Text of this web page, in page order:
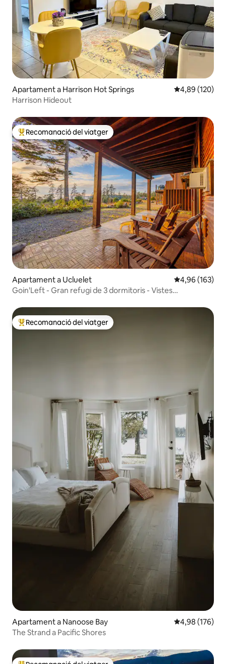
Apartament a Harrison Hot Springs 4,89 de
4,89 (120)
Harrison Hideout
Principals recomanacions dels viatgers
Recomanació del viatger
Apartament a Ucluelet 4,96 de
4,96 (163)
Goin'Left - Gran refugi de 3 dormitoris - Vistes
Principals recomanacions dels viatgers
Recomanació del viatger
Apartament a Nanoose Bay 4,98 de
4,98 (176)
The Strand a Pacific Shores